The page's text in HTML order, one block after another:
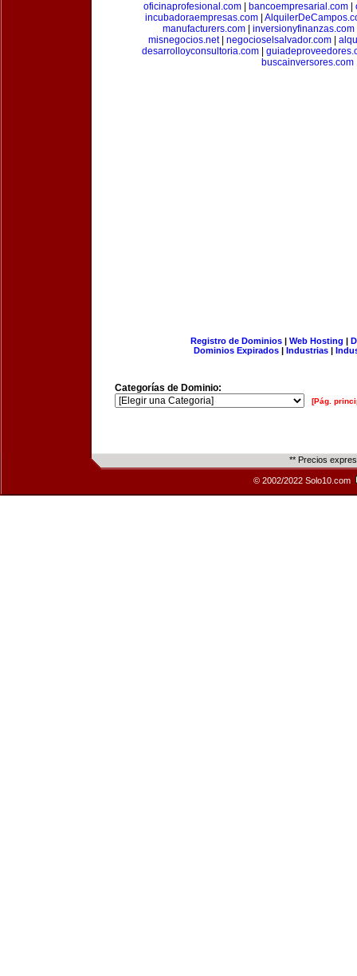
oficinaprofesional.com| bancoempresarial.com|
incubadoraempresas.com
manufacturers.com
inversionyfinanzas.com
misnegocios.net| negocioselsalvador.com|
desarrolloyconsultoria.com
buscainversores.com
Registro de Dominios| Web Hosting |
Dominios Expirados | Industrias |
Categorías de Dominio:
[Pág.
** Precios
© 2002/2022 Solo10.com